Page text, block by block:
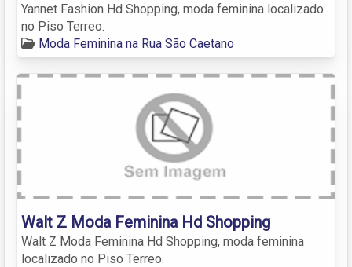
Yannet Fashion Hd Shopping, moda feminina localizado
no Piso Terreo.
Moda Feminina na Rua São Caetano
Walt Z Moda Feminina Hd Shopping
Walt Z Moda Feminina Hd Shopping, moda feminina
localizado no Piso Terreo.